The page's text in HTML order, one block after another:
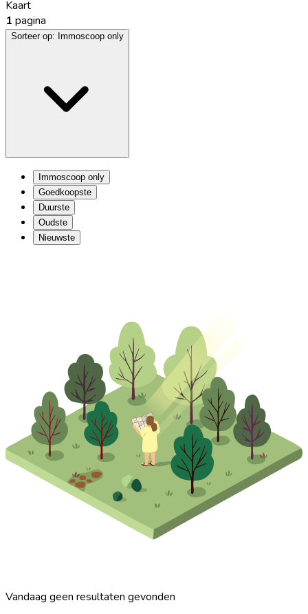
Kaart
1 pagina
Sorteer op: Immoscoop only
Immoscoop only
Goedkoopste
Duurste
Oudste
Nieuwste
Vandaag geen resultaten gevonden